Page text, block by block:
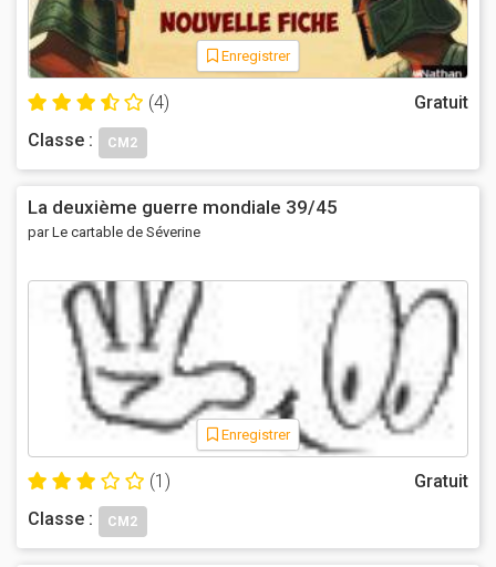
Enregistrer
(4)
Gratuit
Classe :
CM2
La deuxième guerre mondiale 39/45
par Le cartable de Séverine
Enregistrer
(1)
Gratuit
Classe :
CM2